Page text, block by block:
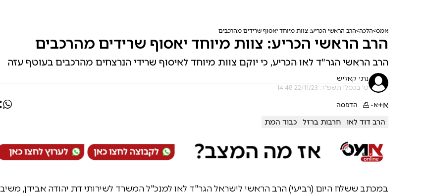
אמס הלכה הרב הראשי הכריע: צוות מיוחד יאסוף שרידים מהרכבים
הרב הראשי הכריע: צוות מיוחד יאסוף שרידים מהרכבים
הרב הראשי הגר"ד לאו הכריע, כי יוקם צוות מיוחד לאיסוף שרידי הנרצחים מהרכבים בעוטף עזה
נתי קאליש
ט' בכסלו תשפ"ד, 22/11/23 14:48
א+א- הדפסה
הרב דוד לאו חרבות ברזל כבוד המת
במכתב ששלח היום (רביעי) הרב הראשי לישראל הגר"ד לאו למנכ"ל המשרד לשירותי דת יהודה אבידן, משיב